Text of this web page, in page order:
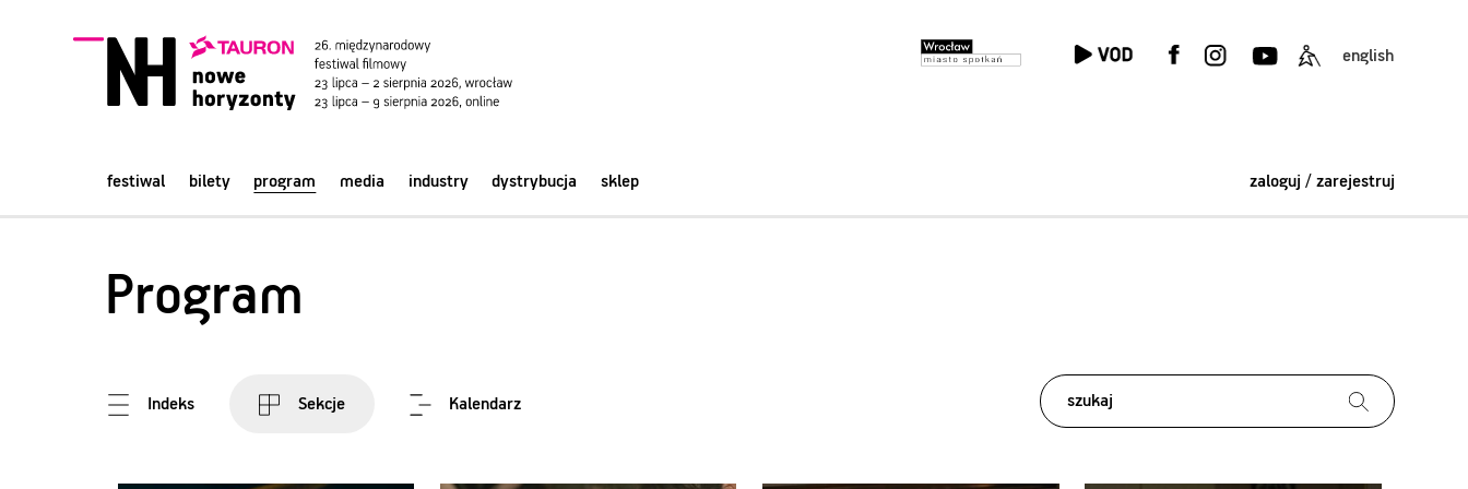
english
festiwal bilety program media industry dystrybucja sklep zaloguj / zarejestruj
Program
Indeks Sekcje Kalendarz